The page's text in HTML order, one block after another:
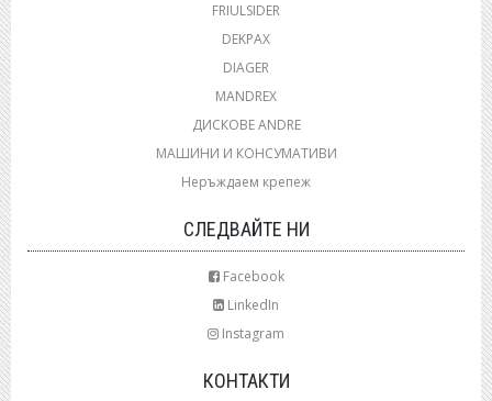
FRIULSIDER
DEKPAX
DIAGER
MANDREX
ДИСКОВЕ ANDRE
МАШИНИ И КОНСУМАТИВИ
Неръждаем крепеж
СЛЕДВАЙТЕ НИ
Facebook
LinkedIn
Instagram
КОНТАКТИ